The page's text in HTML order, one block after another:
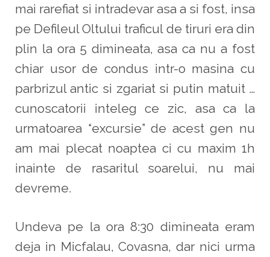
mai rarefiat si intradevar asa a si fost, insa
pe Defileul Oltului traficul de tiruri era din
plin la ora 5 dimineata, asa ca nu a fost
chiar usor de condus intr-o masina cu
parbrizul antic si zgariat si putin matuit …
cunoscatorii inteleg ce zic, asa ca la
urmatoarea “excursie” de acest gen nu
am mai plecat noaptea ci cu maxim 1h
inainte de rasaritul soarelui, nu mai
devreme.
Undeva pe la ora 8:30 dimineata eram
deja in Micfalau, Covasna, dar nici urma